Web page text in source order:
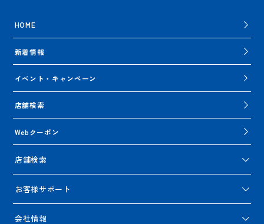
HOME
新着情報
イベント・キャンペーン
店舗検索
Webクーポン
店舗検索
お客様サポート
会社情報